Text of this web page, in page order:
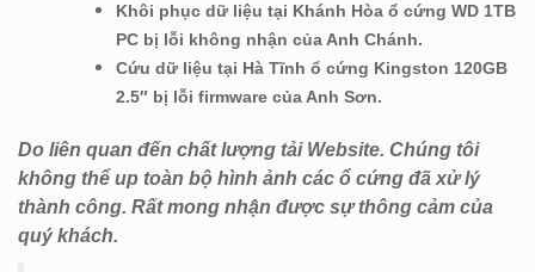
Khôi phục dữ liệu tại Khánh Hòa ổ cứng WD 1TB
PC bị lỗi không nhận của Anh Chánh.
Cứu dữ liệu tại Hà Tĩnh ổ cứng Kingston 120GB
2.5″ bị lỗi firmware của Anh Sơn.
Do liên quan đến chất lượng tải Website. Chúng tôi
không thể up toàn bộ hình ảnh các ổ cứng đã xử lý
thành công. Rất mong nhận được sự thông cảm của
quý khách.